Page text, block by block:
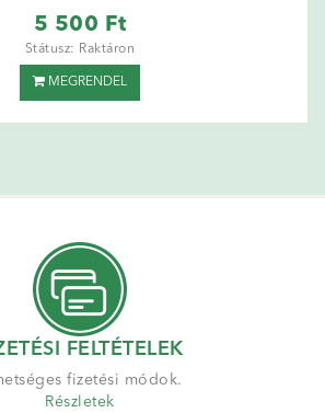
5 500 Ft
Státusz: Raktáron
MEGRENDEL
FELTÉTELEK
fizetési módok.
Részletek